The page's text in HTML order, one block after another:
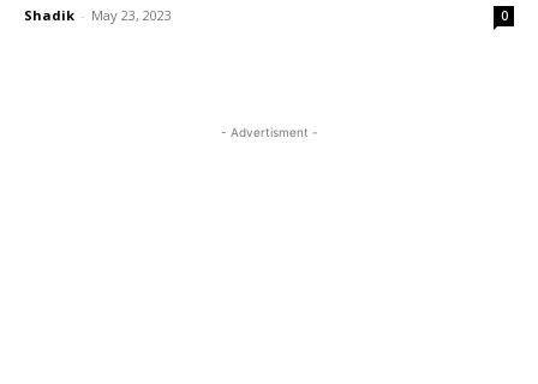
Shadik - May 23, 2023 0
- Advertisment -